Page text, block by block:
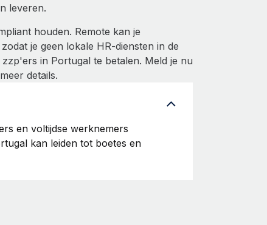
leveren.
houden. Remote kan je
je geen lokale HR-diensten in de
in Portugal te betalen. Meld je nu
details.
en voltijdse werknemers
kan leiden tot boetes en